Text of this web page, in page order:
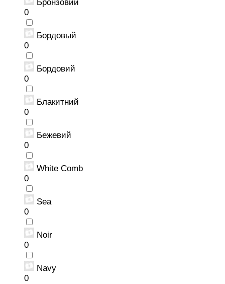
Бронзовий
0
Бордовый
0
Бордовий
0
Блакитний
0
Бежевий
0
White Comb
0
Sea
0
Noir
0
Navy
0